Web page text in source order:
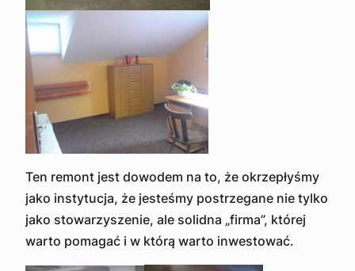
Ten remont jest dowodem na to, że okrzepłyśmy
jako instytucja, że jesteśmy postrzegane nie tylko
jako stowarzyszenie, ale solidna „firma”, której
warto pomagać i w którą warto inwestować.